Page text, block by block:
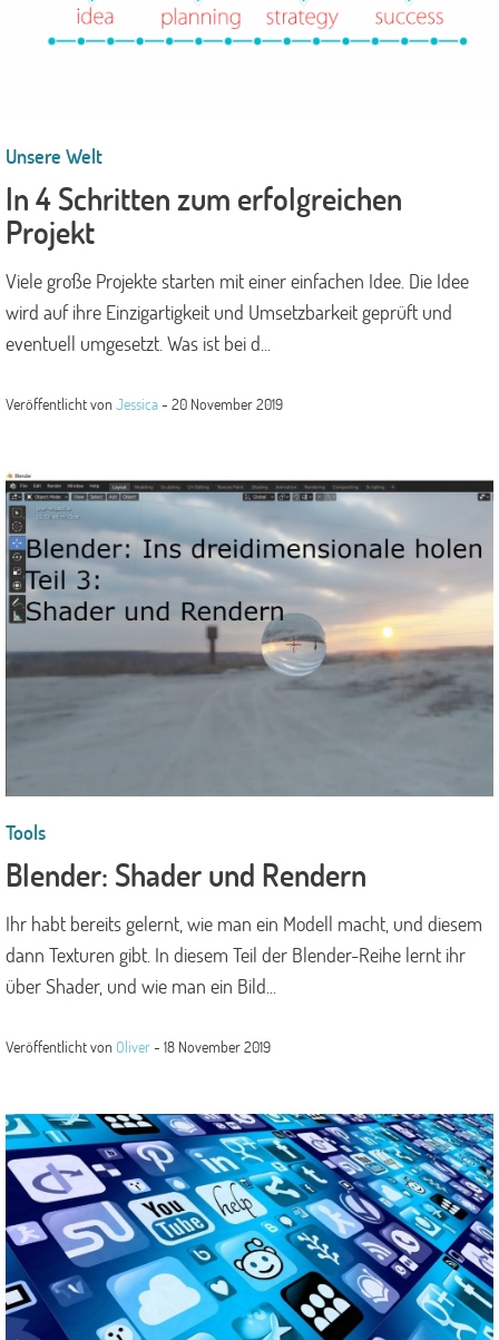
Unsere Welt
In 4 Schritten zum erfolgreichen
Projekt
Viele große Projekte starten mit einer einfachen Idee. Die Idee
wird auf ihre Einzigartigkeit und Umsetzbarkeit geprüft und
eventuell umgesetzt. Was ist bei d...
Veröffentlicht vonJessica- 20 November 2019
Tools
Blender: Shader und Rendern
Ihr habt bereits gelernt, wie man ein Modell macht, und diesem
dann Texturen gibt. In diesem Teil der Blender-Reihe lernt ihr
über Shader, und wie man ein Bild...
Veröffentlicht von Oliver- 18 November 2019